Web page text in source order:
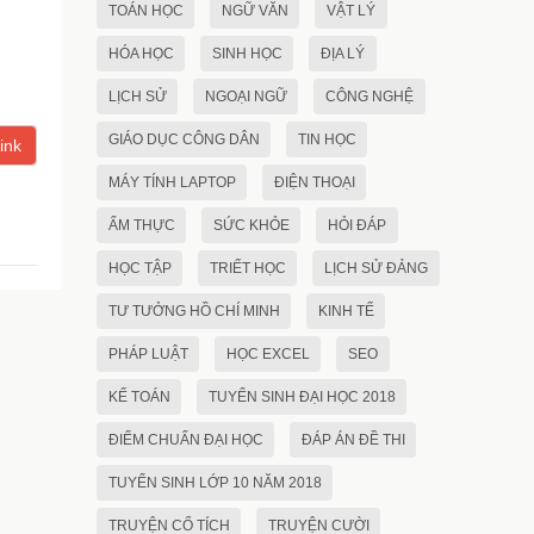
TOÁN HỌC NGỮ VĂN VẬT LÝ
HÓA HỌC SINH HỌC ĐỊA LÝ
LỊCH SỬ NGOẠI NGỮ CÔNG NGHỆ
GIÁO DỤC CÔNG DÂN TIN HỌC
MÁY TÍNH LAPTOP ĐIỆN THOẠI
ẨM THỰC SỨC KHỎE HỎI ĐÁP
HỌC TẬP TRIẾT HỌC LỊCH SỬ ĐẢNG
TƯ TƯỞNG HỒ CHÍ MINH KINH TẾ
PHÁP LUẬT HỌC EXCEL SEO
KẾ TOÁN TUYỂN SINH ĐẠI HỌC 2018
ĐIỂM CHUẨN ĐẠI HỌC ĐÁP ÁN ĐỀ THI
TUYỂN SINH LỚP 10 NĂM 2018
TRUYỆN CỔ TÍCH TRUYỆN CƯỜI